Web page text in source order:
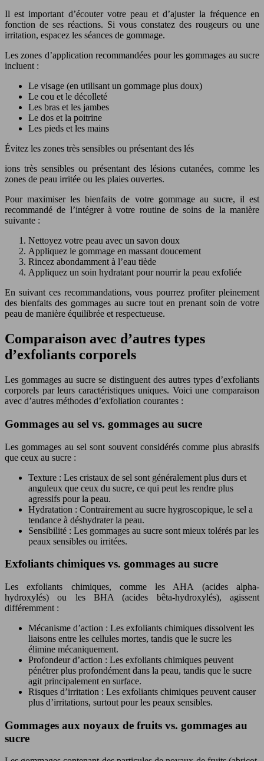
Il est important d’écouter votre peau et d’ajuster la fréquence en
fonction de ses réactions. Si vous constatez des rougeurs ou une
irritation, espacez les séances de gommage.
Les zones d’application recommandées pour les gommages au sucre
incluent :
Le visage (en utilisant un gommage plus doux)
Le cou et le décolleté
Les bras et les jambes
Le dos et la poitrine
Les pieds et les mains
Évitez les zones très sensibles ou présentant des lés
ions très sensibles ou présentant des lésions cutanées, comme les
zones de peau irritée ou les plaies ouvertes.
Pour maximiser les bienfaits de votre gommage au sucre, il est
recommandé de l’intégrer à votre routine de soins de la manière
suivante :
Nettoyez votre peau avec un savon doux
Appliquez le gommage en massant doucement
Rincez abondamment à l’eau tiède
Appliquez un soin hydratant pour nourrir la peau exfoliée
En suivant ces recommandations, vous pourrez profiter pleinement
des bienfaits des gommages au sucre tout en prenant soin de votre
peau de manière équilibrée et respectueuse.
Comparaison avec d’autres types
d’exfoliants corporels
Les gommages au sucre se distinguent des autres types d’exfoliants
corporels par leurs caractéristiques uniques. Voici une comparaison
avec d’autres méthodes d’exfoliation courantes :
Gommages au sel vs. gommages au sucre
Les gommages au sel sont souvent considérés comme plus abrasifs
que ceux au sucre :
Texture : Les cristaux de sel sont généralement plus durs et
anguleux que ceux du sucre, ce qui peut les rendre plus
agressifs pour la peau.
Hydratation : Contrairement au sucre hygroscopique, le sel a
tendance à déshydrater la peau.
Sensibilité : Les gommages au sucre sont mieux tolérés par les
peaux sensibles ou irritées.
Exfoliants chimiques vs. gommages au sucre
Les exfoliants chimiques, comme les AHA (acides alpha-
hydroxylés) ou les BHA (acides bêta-hydroxylés), agissent
différemment :
Mécanisme d’action : Les exfoliants chimiques dissolvent les
liaisons entre les cellules mortes, tandis que le sucre les
élimine mécaniquement.
Profondeur d’action : Les exfoliants chimiques peuvent
pénétrer plus profondément dans la peau, tandis que le sucre
agit principalement en surface.
Risques d’irritation : Les exfoliants chimiques peuvent causer
plus d’irritations, surtout pour les peaux sensibles.
Gommages aux noyaux de fruits vs. gommages au
sucre